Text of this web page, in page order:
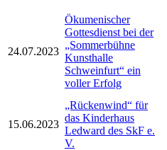
24.07.2023
Ökumenischer
Gottesdienst bei der
„Sommerbühne
Kunsthalle
Schweinfurt“ ein
voller Erfolg
15.06.2023
„Rückenwind“ für
das Kinderhaus
Ledward des SkF e.
V.